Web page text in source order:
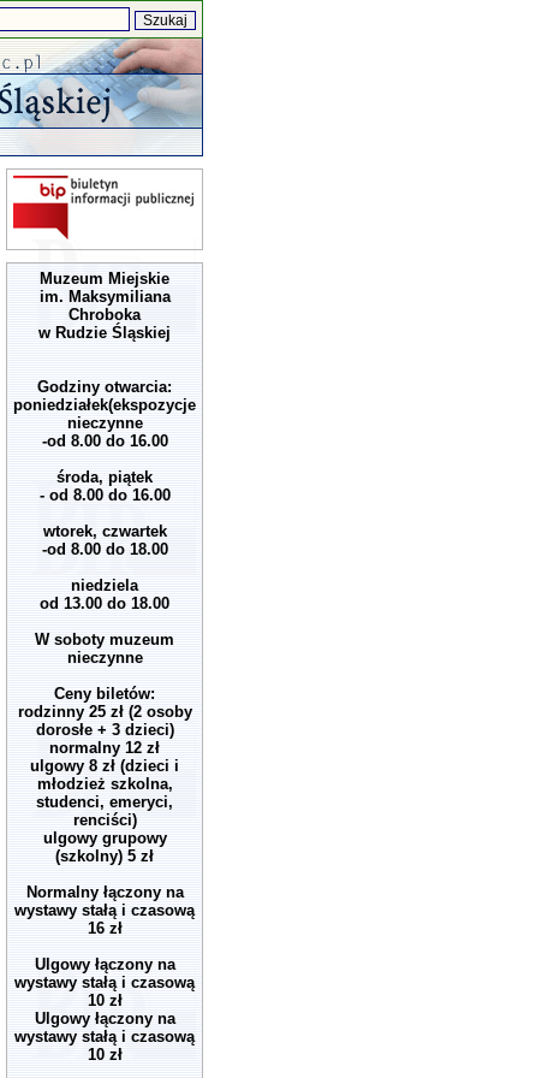
Muzeum Miejskie
im. Maksymiliana
Chroboka
w Rudzie Śląskiej
Godziny otwarcia:
poniedziałek(ekspozycje
nieczynne
-od 8.00 do 16.00
środa, piątek
- od 8.00 do 16.00
wtorek, czwartek
-od 8.00 do 18.00
niedziela
od 13.00 do 18.00
W soboty muzeum
nieczynne
Ceny biletów:
rodzinny 25 zł (2 osoby
dorosłe + 3 dzieci)
normalny 12 zł
ulgowy 8 zł (dzieci i
młodzież szkolna,
studenci, emeryci,
renciści)
ulgowy grupowy
(szkolny) 5 zł
Normalny łączony na
wystawy stałą i czasową
16 zł
Ulgowy łączony na
wystawy stałą i czasową
10 zł
Ulgowy łączony na
wystawy stałą i czasową
10 zł